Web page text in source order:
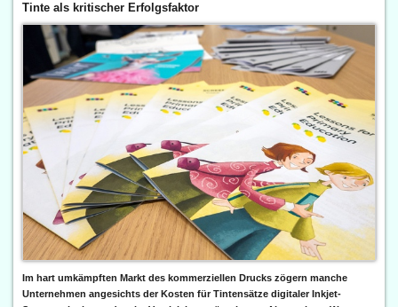
Tinte als kritischer Erfolgsfaktor
Im hart umkämpften Markt des kommerziellen Drucks zögern manche
Unternehmen angesichts der Kosten für Tintensätze digitaler Inkjet-